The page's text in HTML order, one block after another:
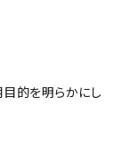
目的を明らかにし